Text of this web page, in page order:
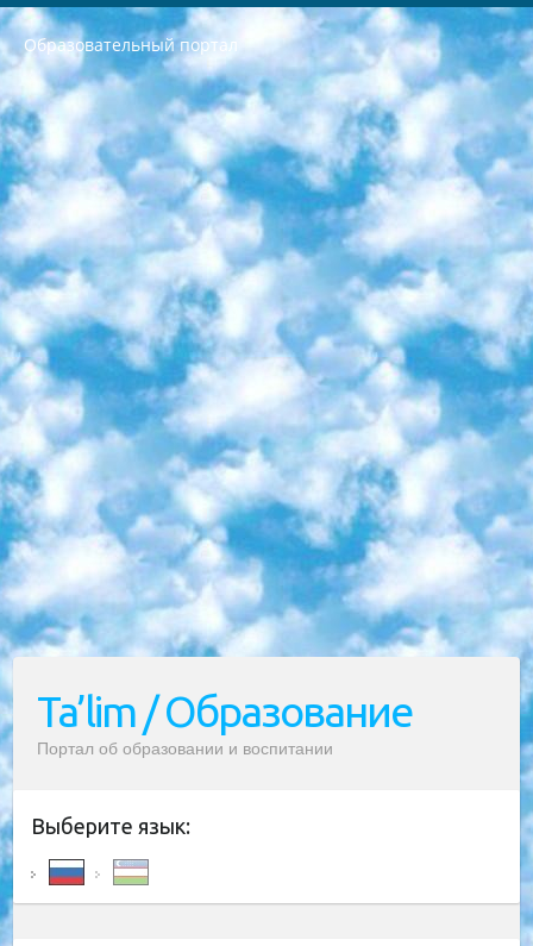
Образовательный портал
РЕСПУБЛИКА УЗБЕКИСТАН МИНИСТРЕРСТВО ДОШКОЛЬНОГО И ШКОЛЬНОГО ОБРАЗОВАНИЯ КОМАНДА в общеобразовательных учреждениях в 2023-2024 учебном году организация и проведение итоговой государственной аттестации обучающихся о Министра дошкольного и школьного образования Республики Узбекистан от 4 марта 2008 года (постановлением Минюста от 20 марта 2008 года № 1778 государственной регистрации) «Итоговое состояние учащихся общего среднего образования на основании положения об утверждении положения об аттестации общего среднего образования выпускной экзамен студентов в образовательных учреждениях в 2023-2024 учебном году В целях организации и прохождения аттестации приказываю: 1. Следующее: перечень предметов, по которым будет проводиться итоговая государственная аттестация и экзамен формы перевода согласно приложению 1; сертификаты международного образца, оценивающие уровень владения иностранными языками перечень согласно приложению 2; 2. Педагогический при специализированных образовательных учреждениях. научно-практический центр квалификации и международной оценки (Д.Давидова) 2024 г. До 25 марта: задания по предметам, по которым будет проводиться итоговая аттестация разработка и утверждение технических условий; итоговая аттестация на основании разработанного предметного задания разработка вопросов по предметам (устно и письменно), экзамен передача; общеобразовательные средние школы и специальные учебные заведения учащиеся выпускных классов школ и интернатов в агентской системе подготовка базы данных экзаменационных материалов и критериев оценки; перевод базы экзаменационных материалов на все языки обучения подать в Республиканский образовательный центр для изготовления; варианты экзаменов на основе разработанных контрольных материалов пусть будут поставлены задачи формирования. 3. Республиканский образовательный центр (Ш.Худайкулов) до 5 апреля 2024 года. до: база данных предоставленных экзаменационных материалов на все языки обучения перевод и экспертиза; для слепых, слабовидящих, глухих, слабослышащих и умственно отсталых детей учащиеся выпускных классов специализированных школ и школ-интернатов база данных экзаменационных материалов на всех преподаваемых языках подготовка критериев оценки; специализированные школы для умственно отсталых детей и технологии для учащихся выпускных классов школ-интернатов разработка соответствующих рекомендаций и критериев проведения ЕГЭ по естествознанию давать задания. 4. Педагогический при специализированных образовательных учреждениях. Научно-практический центр навыков и международной оценки (Д.Давидова), Республика образовательный центр (Худайкулов Ш.) итоговый государственный аттестационный экзамен ориентирован на творческое и логическое мышление при подготовке базы материалов учитывать введение заданий. 5. Следует отметить, что: сертификат государственного образца о знании общеобразовательного предмета и как минимум национальный уровень B1 по предметам на иностранных языках, указанным в Приложении 2. или международно признанный сертификат эквивалентного уровня студенты, изучающие определенный предмет, освобождаются от экзамена; по соответствующим предметам запланирована итоговая государственная аттестация за день до дня, путем жеребьевки Рабочей группой (в письменной форме по предметам, проводимым в форме) из числа сформированных вариантов выбрано 2 варианта; 2 выбранных варианта экзамена анонсированы на официальном сайте министерства и все выпускники по всей стране на основе этих вариантов проводит итоговую государственную аттестацию. 6. Государственное образование учащихся средних общеобразовательных учреждений. знания в соответствии с квалификационными требованиями, которые необходимо приобрести на основании стандартов итоговый (выпускной) контроль для 9 и 11 классов в целях тестирования Экзамены (далее – экзамены) состоят из предметов, перечисленных в приложении 1. будет сделано. 7. Экзамены пройдут с 26 мая по 15 июня 2024 г. (кроме науки физического воспитания). 8. Физическая для учащихся 9 классов общесредних образовательных учреждений. Экзамены по предмету «Образование, квалификация медицина» 1-6 мая 2024 года. сотрудники перевести под присмотр (с отклонениями в физическом или умственном развитии) специализированная школа для детей, школы-интернаты и со сколиозом школы-интернаты санаторного типа для больных детей исключены). 9. Он был слепым, слабовидящим и имел нарушения опорно-двигательного аппарата. экзамены в специализированных школах и интернатах для детей должны проводиться исходя из требований, предъявляемых к общеобразовательным учреждениям (физкультура кроме науки). 10. Специализированная школа для глухих и слабослышащих детей. и экзамены в интернатах и быть реализован в виде письменного теста по математике. 11. Специальность для умственно отсталых детей. Для 9 класса Родной язык и литературное письмо Государственный язык (язык обучения – узбекский). для неклассов) написано Математическое письмо Письменная/устная история Узбекистана Физическое воспитание практично Итоговый контроль Для 11 класса Написание родного языка и литературы (эссе) Математическое письмо Узбекский язык (обучение на узбекском языке) не посещающее общее среднее образование для учреждений)/Образовательное учреждение выбор письменный и устный Иностранный язык письменный/устный Письменная/устная история Узбекистана *По выбору студента:  Химия  Физика  Основы государственного права  География 10 бесплатных образовательных ресурсов - Мы составили подборку онлайн-проектов с интерактивными упражнениями, видеолекциями и статьями. Они помогут вам обрести новые и освежить старые знания бесплатно. 1. «ИНТУИТ» Старейшая образовательная площадка Рунета. Здесь вы найдёте сотни текстовых и видеокурсов на десятки различных тем — от программирования до психологии. Многие курсы подготовлены российскими университетами и крупными международными компаниями вроде Intel и Microsoft. Самостоятельное обучение бесплатное, но желающие могут оплатить услуги персональных наставников. 2. «Смартия» знакомит с актуальными профессиями и подсказывает, как им обучаться. Выбрав заинтересовавшую вас специальность — SMM-специалист, фотограф, веб-дизайнер или другую, — увидите список необходимых для неё умений. Чтобы вы могли освоить их самостоятельно, для каждого умения площадка отображает подборку ссылок на учебные материалы. Хотя «Смартия» ориентируется на русскоязычную аудиторию, часть контента всё же доступна только на английском. 3. «Лекторий Физтеха» Проект Московского физико-технического института (Физтеха). С его помощью вы можете смотреть онлайн серии лекций, записанные на видео в этом вузе. В числе доступных предметов — физика, биология, химия, информационные технологии и другие. К некоторым лекциям администрация ресурса прилагает готовые конспекты, которые можно скачивать в PDF-формате. 4. ITMOcourses Онлайн-площадка Санкт-Петербургского национального исследовательского университета информационных технологий, механики и оптики (ИТМО). Ресурс предоставляет свободный доступ к курсам, разработанным в этом вузе. Каталог материалов разбит на четыре категории: «Оптические системы и технологии», «Приборостроение и робототехника», «Информационные технологии» и «Биотехнологии». Курсы состоят из видеолекций, интерактивных демонстраций и заданий. 5. «КиберЛенинка» Электронная научная библиотека открытого доступа. Каталог площадки регулярно обрастает текстами статей из различных научных изданий. Сгруппированные по журналам и рубрикам публикации можно читать онлайн или скачивать целиком в PDF-формате. Проект нацелен на популяризацию науки за счёт открытого доступа к качественной информации. 6. «ПостНаука» На этом ресурсе публикуют подборки видеолекций, составленные экспертами из разных отраслей и объединённые общими темами. Среди них, к примеру, есть серии «Биоинформатика и геномика», «Культура средневековой Скандинавии» и Cinema Studies о теории кино. Каждая подборка лекций — логически связанная история, рассказанная экспертом от первого лица. Кроме того, на сайте появляются научно-образовательные статьи и тесты на разные темы. 7. «Newочём» Команда проекта «Newочём» отбирает самые интересные тексты из англоязычных СМИ и переводит те из них, за которые голосуют участники сообщества «ВКонтакте». По большей части это научно-популярные статьи. Редакторы придумывают лишь заголовки, в остальном содержание переводов соответствует оригиналам. Полные тексты можно читать прямо в социальной сети. 8. InternetUrok Онлайн-база материалов по основным дисциплинам школьной программы. Информация на сайте структурирована по классам, предметам и темам (урокам). Каждый урок состоит из видеолекций и конспектов. Есть также интерактивные тренажёры и тесты для закрепления пройденного материала. Даже если вы давно окончили школу, возможность повторить программу старших классов всегда может пригодиться. 9. Edutainme Ещё один ресурс об образовании. В отличие от Newtonew, как мне кажется, Edutainme больше ориентируется на представителей индустрии: педагогов, предпринимателей, разработчиков образовательных проектов. Но и любой, кто просто стремится к саморазвитию, найдёт на сайте много полезного и интересного для себя. Например, информацию о новых курсах и образовательных сервисах. 10. Newtonew Онлайн-медиа об образовании и обучении в широком смысле. Авторы Newtonew пишут об инструментах, заведениях, тактиках и стратегиях, которые помогают учить других и получать новые знания самостоятельно. На этой площадке вы найдёте новости, обзоры, аналитические мат
Ta’lim / Образование
Портал об образовании и воспитании
Выберите язык: